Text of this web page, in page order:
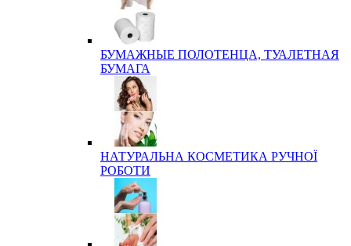
БУМАЖНЫЕ ПОЛОТЕНЦА, ТУАЛЕТНАЯ
БУМАГА
НАТУРАЛЬНА КОСМЕТИКА РУЧНОЇ
РОБОТИ